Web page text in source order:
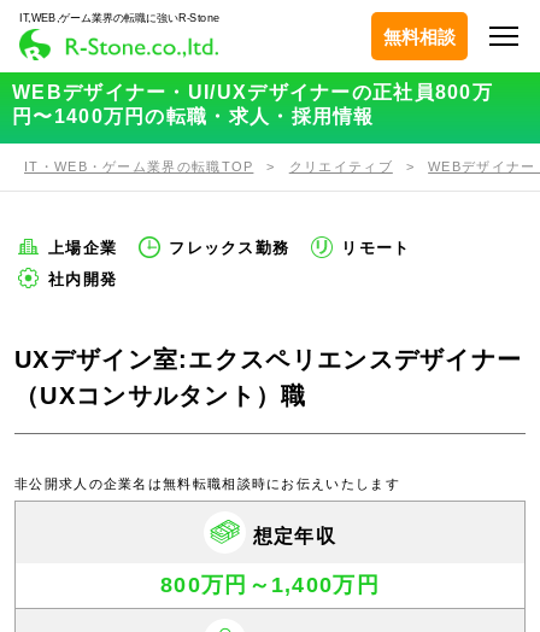
IT,WEB,ゲーム業界の転職に強いR-Stone
無料相談
WEBデザイナー・UI/UXデザイナーの正社員800万
円〜1400万円の転職・求人・採用情報
IT・WEB・ゲーム業界の転職TOP クリエイティブ WEBデザイナ
上場企業 フレックス勤務
リモート
社内開発
UXデザイン室:エクスペリエンスデザイナー
（UXコンサルタント）職
非公開求人の企業名は無料転職相談時にお伝えいたします
想定年収
800万円～1,400万円